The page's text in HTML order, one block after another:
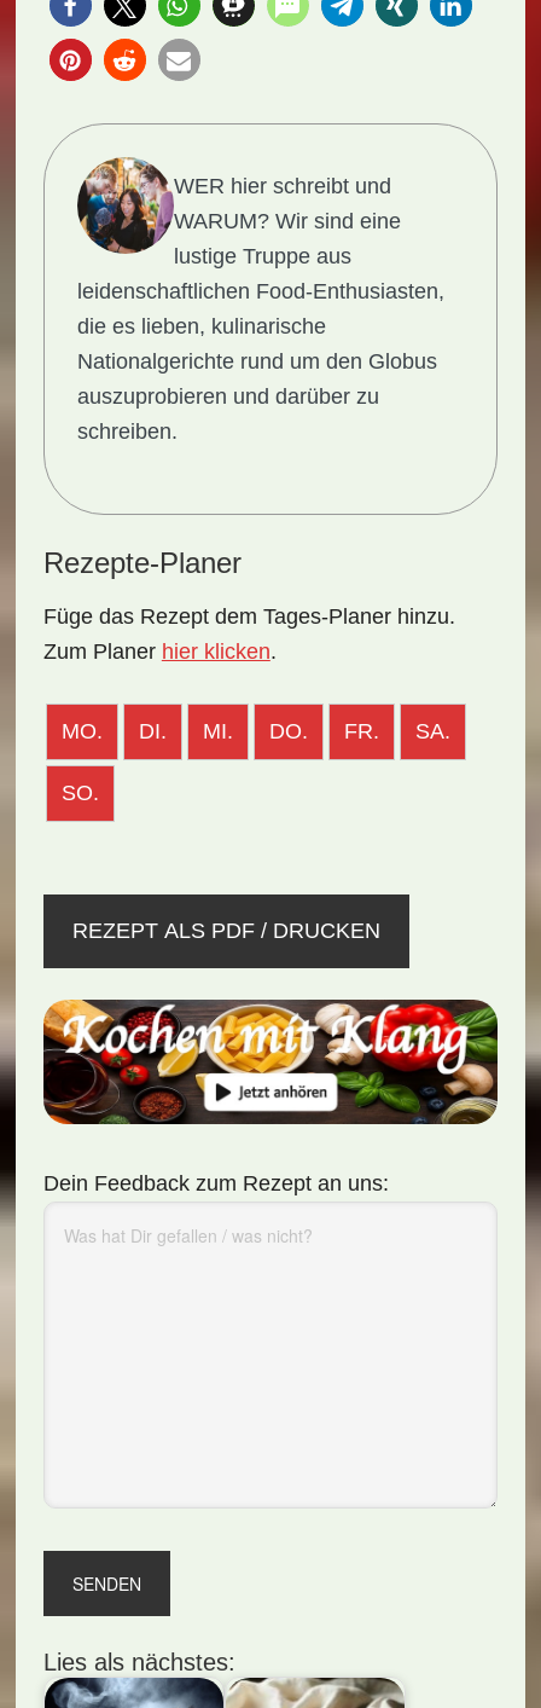
WER hier schreibt und
WARUM?Wir sind eine
lustige Truppe aus
leidenschaftlichen Food-Enthusiasten,
die es lieben, kulinarische
Nationalgerichte rund um den Globus
auszuprobieren und darüber zu
schreiben.
Rezepte-Planer
Füge das Rezept dem Tages-Planer hinzu.
Zum Planer hier klicken.
MO. DI. MI. DO. FR. SA.
SO.
REZEPT ALS PDF / DRUCKEN
Dein Feedback zum Rezept an uns:
Lies als nächstes: